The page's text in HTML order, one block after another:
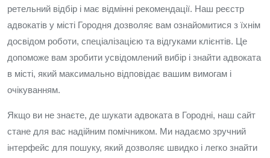
ретельний відбір і має відмінні рекомендації. Наш реєстр
адвокатів у місті Городня дозволяє вам ознайомитися з їхнім
досвідом роботи, спеціалізацією та відгуками клієнтів. Це
допоможе вам зробити усвідомлений вибір і знайти адвоката
в місті, який максимально відповідає вашим вимогам і
очікуванням.
Якщо ви не знаєте, де шукати адвоката в Городні, наш сайт
стане для вас надійним помічником. Ми надаємо зручний
інтерфейс для пошуку, який дозволяє швидко і легко знайти